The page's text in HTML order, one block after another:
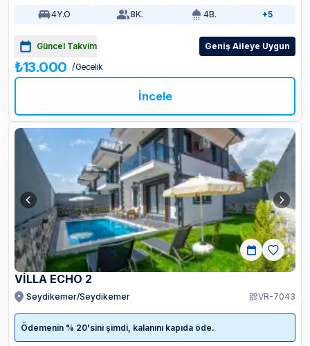
4Y.O 8K. 4B. +5
Güncel Takvim Geniş Aileye Uygun
₺13.000 / Gecelik
İncele
VİLLA ECHO 2
Seydikemer/Seydikemer VR-7043
Ödemenin % 20'sini şimdi, kalanını kapıda öde.